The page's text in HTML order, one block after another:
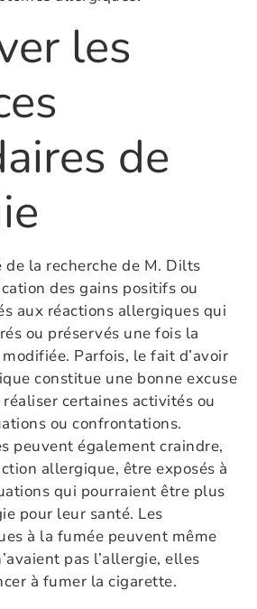
les
de
de la recherche de M. Dilts
des gains positifs ou
aux réactions allergiques qui
ou préservés une fois la
Parfois, le fait d’avoir
constitue une bonne excuse
certaines activités ou
ou confrontations.
peuvent également craindre,
allergique, être exposés à
qui pourraient être plus
pour leur santé. Les
à la fumée peuvent même
pas l’allergie, elles
à fumer la cigarette.